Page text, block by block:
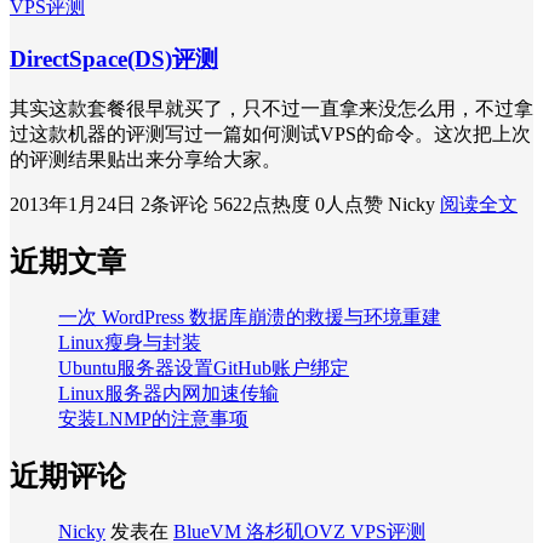
VPS评测
DirectSpace(DS)评测
其实这款套餐很早就买了，只不过一直拿来没怎么用，不过拿
过这款机器的评测写过一篇如何测试VPS的命令。这次把上次
的评测结果贴出来分享给大家。
2013年1月24日 2条评论 5622点热度 0人点赞 Nicky 阅读全文
近期文章
一次 WordPress 数据库崩溃的救援与环境重建
Linux瘦身与封装
Ubuntu服务器设置GitHub账户绑定
Linux服务器内网加速传输
安装LNMP的注意事项
近期评论
Nicky 发表在 BlueVM 洛杉矶OVZ VPS评测